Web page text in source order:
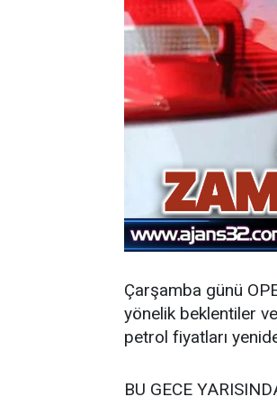
Çarşamba günü
yönelik beklentiler
petrol fiyatları
BU GECE